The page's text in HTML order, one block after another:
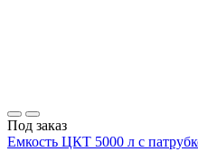
Под заказ
Емкость ЦКТ 5000 л с